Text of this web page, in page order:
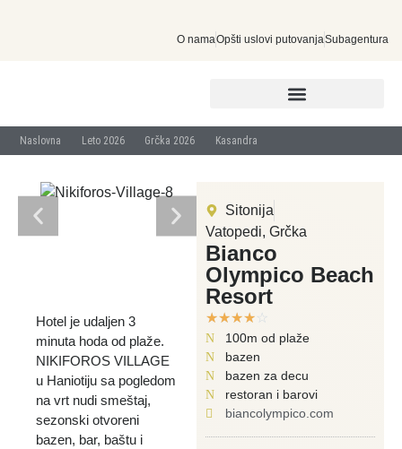
O namaOpšti uslovi putovanjaSubagentura
Naslovna Leto 2026 Grčka 2026 Kasandra
Hotel je udaljen 3
minuta hoda od plaže.
NIKIFOROS VILLAGE
u Haniotiju sa pogledom
na vrt nudi smeštaj,
sezonski otvoreni
bazen, bar, baštu i
Sitonija
Vatopedi, Grčka
Bianco
Olympico Beach
Resort
☆☆☆☆☆
100m od plaže
bazen
bazen za decu
restoran i barovi
biancolympico.com